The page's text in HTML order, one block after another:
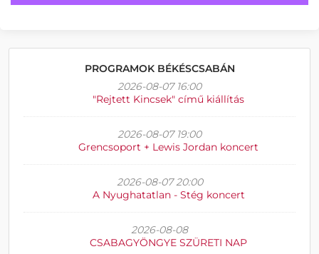
PROGRAMOK BÉKÉSCSABÁN
2026-08-07 16:00
"Rejtett Kincsek" című kiállítás
2026-08-07 19:00
Grencsoport + Lewis Jordan koncert
2026-08-07 20:00
A Nyughatatlan - Stég koncert
2026-08-08
CSABAGYÖNGYE SZÜRETI NAP